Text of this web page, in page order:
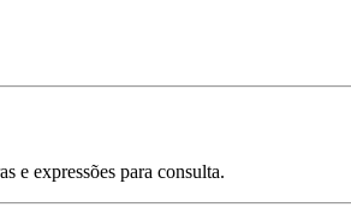
e expressões para consulta.